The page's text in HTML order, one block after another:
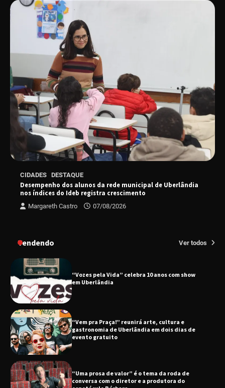
CIDADES DESTAQUE
Desempenho dos alunos da rede municipal de Uberlândia
nos índices do Ideb registra crescimento
Margareth Castro 07/08/2026
Tendendo Ver todos
sucesso absoluto em 2025
Senac em Uberlândia oferece curso gratuito
de Tricologia e Terapia Capilar
Uberlândia recebe em agosto turnê de 30 anos
do Grupo Soweto
EMCANTAR estreia espetáculo de lançamento
do novo álbum Abraço no Planeta
“Vozes pela Vida” celebra 10 anos com show
em Uberlândia
“Vem pra Praça!” reunirá arte, cultura e
gastronomia de Uberlândia em dois dias de
evento gratuito
“Uma prosa de valor” é o tema da roda de
conversa com o diretor e a produtora do